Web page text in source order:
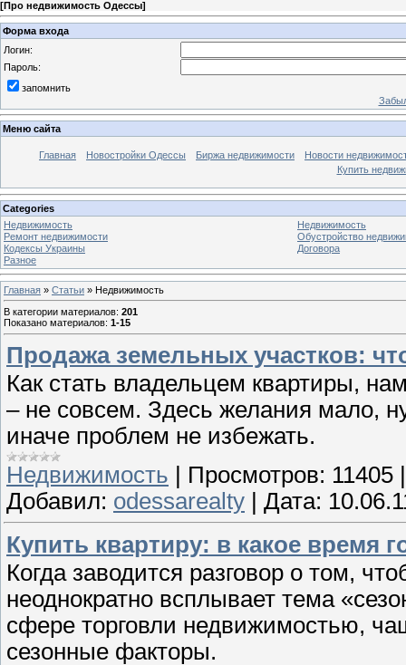
[Про недвижимость Одессы]
Форма входа
Логин:
Пароль:
запомнить
Меню сайта
Главная Новостройки Одессы Биржа недвижимости
Новости
Купить
Categories
Недвижимость
Недвижимость
Ремонт недвижимости
Обустройство
Кодексы Украины
Договора
Разное
Главная » Статьи » Недвижимость
В категории материалов: 201
Показано материалов: 1-15
Продажа земельных участков:
Как стать владельцем квартиры,
– не совсем. Здесь желания мало,
иначе проблем не избежать.
Недвижимость
Просмотров: 11405
Добавил: odessarealty Дата:
Купить квартиру: в какое время
Когда заводится разговор о том,
неоднократно всплывает тема
сфере торговли недвижимостью,
сезонные факторы.